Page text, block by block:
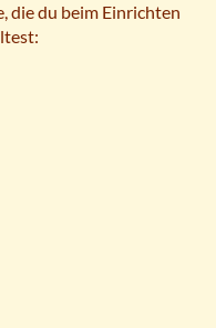
die du beim Einrichten